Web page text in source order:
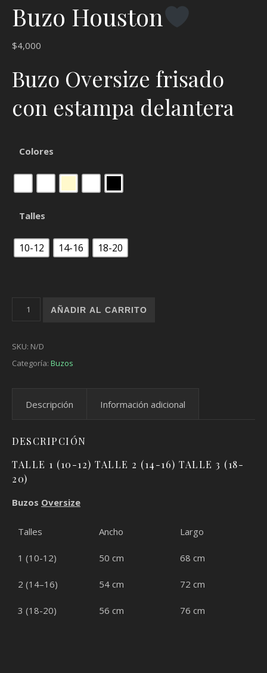
Buzo Houston
$4,000
Buzo Oversize frisado
con estampa delantera
Colores
Talles
10-12 14-16 18-20
Buzo Houston ⁣ cantidad
AÑADIR AL CARRITO
SKU: N/D
Categoría: Buzos
Descripción Información adicional
DESCRIPCIÓN
TALLE 1 (10-12) TALLE 2 (14-16) TALLE 3 (18-
20)
Buzos Oversize
Talles Ancho Largo
1 (10-12) 50 cm 68 cm
2 (14–16) 54 cm 72 cm
3 (18-20) 56 cm 76 cm